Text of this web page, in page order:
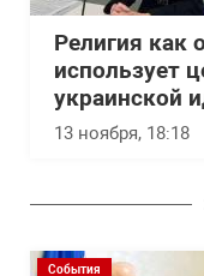
Религия как
использует
украинской
13 ноября, 18:18
События